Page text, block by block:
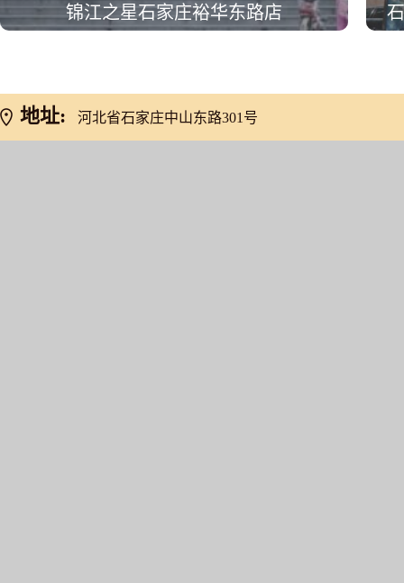
锦江之星石家庄裕华东路店
地址: 河北省石家庄中山东路301号